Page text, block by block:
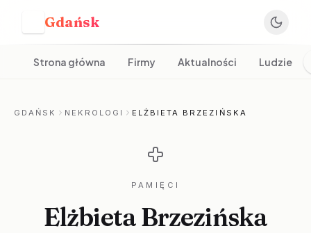
Gdańsk
Strona główna Firmy Aktualności Ludzie
GDAŃSK NEKROLOGI ELŻBIETA BRZEZIŃSKA
PAMIĘCI
Elżbieta Brzezińska